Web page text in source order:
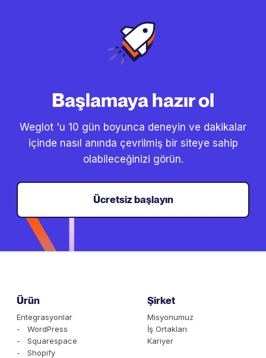
Başlamaya hazır ol
Weglot 'u 10 gün boyunca deneyin ve dakikalar
içinde nasıl anında çevrilmiş bir siteye sahip
olabileceğinizi görün.
Ücretsiz başlayın
Ürün
Entegrasyonlar
- WordPress
- Squarespace
- Shopify
Şirket
Misyonumuz
İş Ortakları
Kariyer